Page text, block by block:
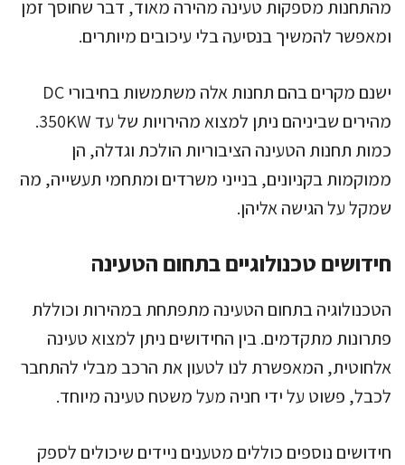
מהתחנות מספקות טעינה מהירה מאוד, דבר שחוסך זמן
ומאפשר להמשיך בנסיעה בלי עיכובים מיותרים.
ישנם מקרים בהם תחנות אלה משתמשות בחיבורי DC
מהירים שביניהם ניתן למצוא מהירויות של עד 350KW.
כמות תחנות הטעינה הציבוריות הולכת וגדלה, הן
ממוקמות בקניונים, בנייני משרדים ומתחמי תעשייה, מה
שמקל על הגישה אליהן.
חידושים טכנולוגיים בתחום הטעינה
הטכנולוגיה בתחום הטעינה מתפתחת במהירות וכוללת
פתרונות מתקדמים. בין החידושים ניתן למצוא טעינה
אלחוטית, המאפשרת לנו לטעון את הרכב מבלי להתחבר
לכבל, פשוט על ידי חניה מעל משטח טעינה מיוחד.
חידושים נוספים כוללים מטענים ניידים שיכולים לספק